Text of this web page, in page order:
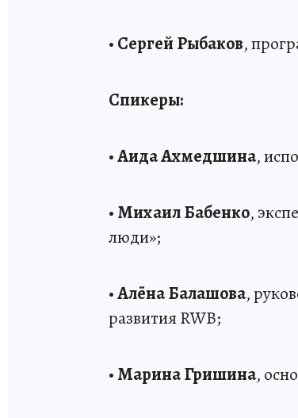
• Сергей Рыбаков,
Спикеры:
•Аида Ахмедшина,
• Михаил Бабенко,
люди»;
•Алёна Балашова,
развития RWB;
• Марина Гришина,